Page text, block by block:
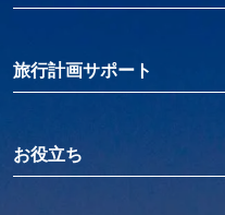
旅行計画サポート
お役立ち